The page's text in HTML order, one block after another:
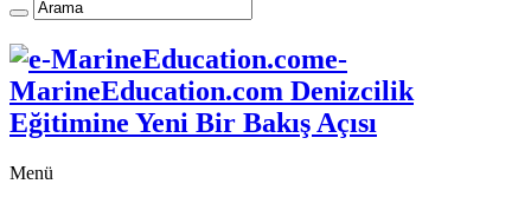
e-
MarineEducation.com Denizcilik
Eğitimine Yeni Bir Bakış Açısı
Menü